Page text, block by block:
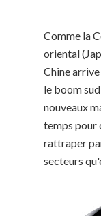
Comme la
oriental
Chine
le boom
nouveaux
temps pour
rattraper
secteurs